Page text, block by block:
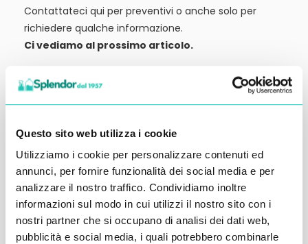
Questo sito web utilizza i cookie
Utilizziamo i cookie per personalizzare contenuti ed
annunci, per fornire funzionalità dei social media e per
analizzare il nostro traffico. Condividiamo inoltre
informazioni sul modo in cui utilizzi il nostro sito con i
nostri partner che si occupano di analisi dei dati web,
pubblicità e social media, i quali potrebbero combinarle
Contattateci qui per preventivi o anche solo per
richiedere qualche informazione.
Ci vediamo al prossimo articolo.
Inserisci i tuoi dati qui, ti ricontatteremo
entro 48 ore